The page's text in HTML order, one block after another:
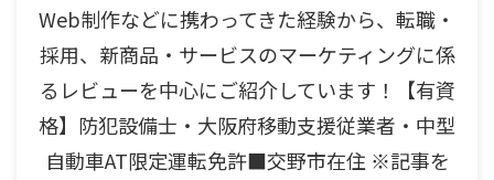
Web制作などに携わってきた経験から、転職・
採用、新商品・サービスのマーケティングに係
るレビューを中心にご紹介しています！【有資
格】防犯設備士・大阪府移動支援従業者・中型
自動車AT限定運転免許■交野市在住 ※記事を